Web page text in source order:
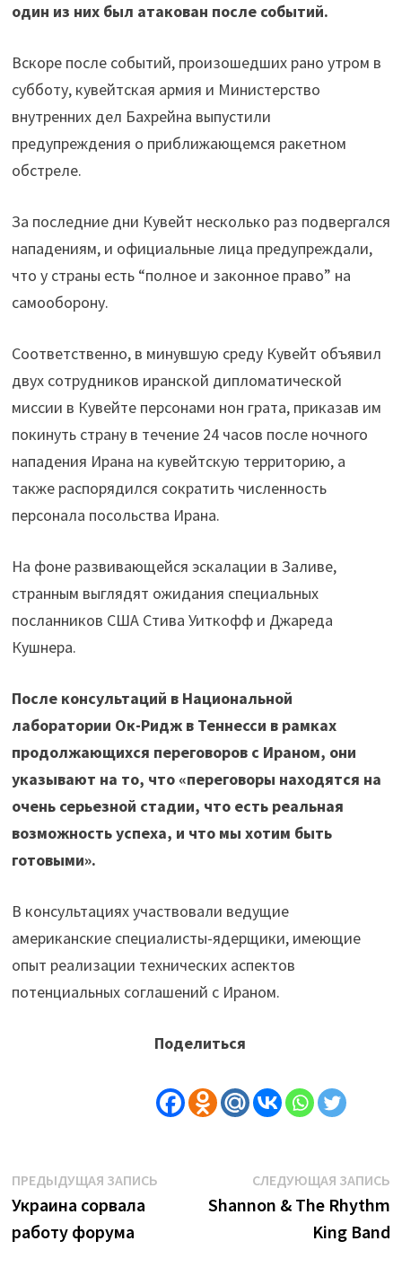
один из них был атакован после событий.
Вскоре после событий, произошедших рано утром в
субботу, кувейтская армия и Министерство
внутренних дел Бахрейна выпустили
предупреждения о приближающемся ракетном
обстреле.
За последние дни Кувейт несколько раз подвергался
нападениям, и официальные лица предупреждали,
что у страны есть “полное и законное право” на
самооборону.
Соответственно, в минувшую среду Кувейт объявил
двух сотрудников иранской дипломатической
миссии в Кувейте персонами нон грата, приказав им
покинуть страну в течение 24 часов после ночного
нападения Ирана на кувейтскую территорию, а
также распорядился сократить численность
персонала посольства Ирана.
На фоне развивающейся эскалации в Заливе,
странным выглядят ожидания специальных
посланников США Стива Уиткофф и Джареда
Кушнера.
После консультаций в Национальной
лаборатории Ок-Ридж в Теннесси в рамках
продолжающихся переговоров с Ираном, они
указывают на то, что «переговоры находятся на
очень серьезной стадии, что есть реальная
возможность успеха, и что мы хотим быть
готовыми».
В консультациях участвовали ведущие
американские специалисты-ядерщики, имеющие
опыт реализации технических аспектов
потенциальных соглашений с Ираном.
Поделиться
Навигация
по
записям
ПРЕДЫДУЩАЯ ЗАПИСЬПредыдущая
Украина сорвала
работу форума
СЛЕДУЮЩАЯ ЗАПИСЬ
Shannon & The Rhythm
King Band